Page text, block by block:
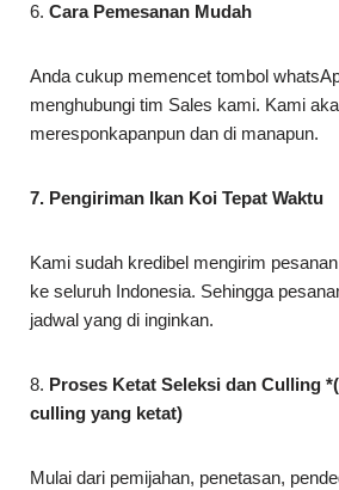
6. Cara Pemesanan Mudah
Anda cukup memencet tombol
menghubungi tim Sales kami. Kami
meresponkapanpun dan di manapun.
7. Pengiriman Ikan Koi Tepat Waktu
Kami sudah kredibel mengirim
ke seluruh Indonesia. Sehingga
jadwal yang di inginkan.
8. Proses Ketat Seleksi dan Culling
culling yang ketat)
Mulai dari pemijahan, penetasan,